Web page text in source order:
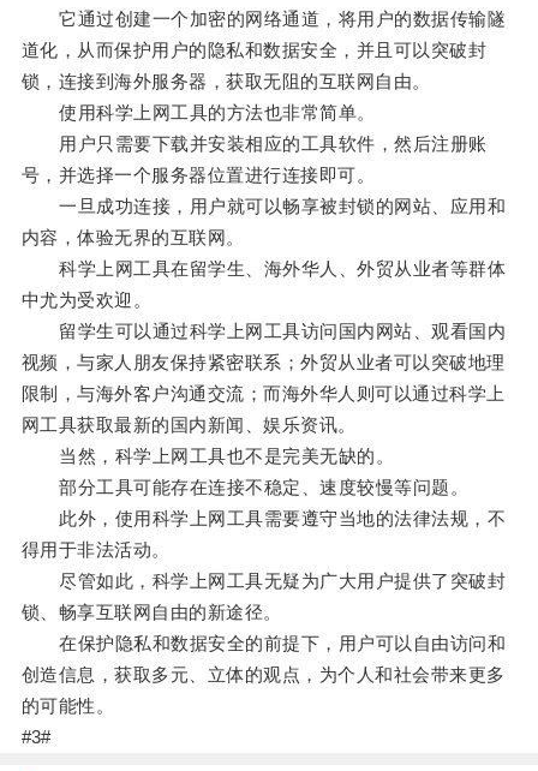
它通过创建一个加密的网络通道，将用户的数据传输隧
道化，从而保护用户的隐私和数据安全，并且可以突破封
锁，连接到海外服务器，获取无阻的互联网自由。
使用科学上网工具的方法也非常简单。
用户只需要下载并安装相应的工具软件，然后注册账
号，并选择一个服务器位置进行连接即可。
一旦成功连接，用户就可以畅享被封锁的网站、应用和
内容，体验无界的互联网。
科学上网工具在留学生、海外华人、外贸从业者等群体
中尤为受欢迎。
留学生可以通过科学上网工具访问国内网站、观看国内
视频，与家人朋友保持紧密联系；外贸从业者可以突破地理
限制，与海外客户沟通交流；而海外华人则可以通过科学上
网工具获取最新的国内新闻、娱乐资讯。
当然，科学上网工具也不是完美无缺的。
部分工具可能存在连接不稳定、速度较慢等问题。
此外，使用科学上网工具需要遵守当地的法律法规，不
得用于非法活动。
尽管如此，科学上网工具无疑为广大用户提供了突破封
锁、畅享互联网自由的新途径。
在保护隐私和数据安全的前提下，用户可以自由访问和
创造信息，获取多元、立体的观点，为个人和社会带来更多
的可能性。
#3#